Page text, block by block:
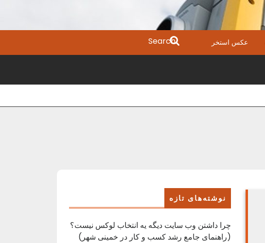
عکس استخر
Search
for:
نوشته‌های تازه
چرا داشتن وب سایت دیگه یه انتخاب لوکس نیست؟
(راهنمای جامع رشد کسب ‌و کار در خمینی ‌شهر)